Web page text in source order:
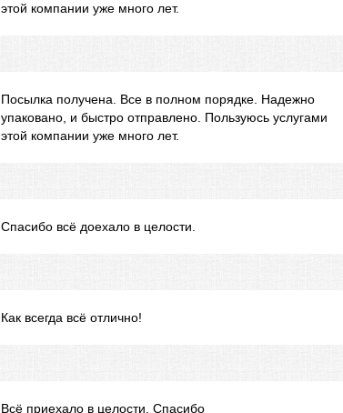
этой компании уже много лет.
Посылка получена. Все в полном порядке. Надежно
упаковано, и быстро отправлено. Пользуюсь услугами
этой компании уже много лет.
Спасибо всё доехало в целости.
Как всегда всё отлично!
Всё приехало в целости. Спасибо